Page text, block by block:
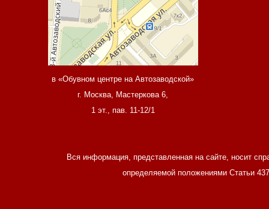
в «Обувном центре на Автозаводской»
г. Москва, Мастеркова 6,
1 эт., пав. 11-12/1
Вся информация, представленная на сайте, носит
определяемой положениями Статьи